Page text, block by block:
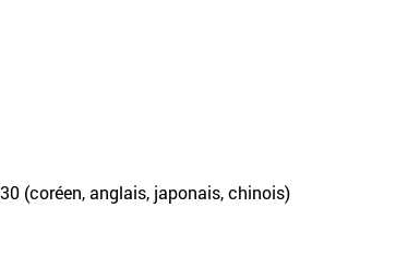
(coréen, anglais, japonais, chinois)